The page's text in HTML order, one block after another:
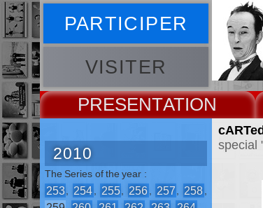
PARTICIPER
VISITER
PRESENT
special
2010
The Series of the year :
253, 254, 255, 256, 257, 258,